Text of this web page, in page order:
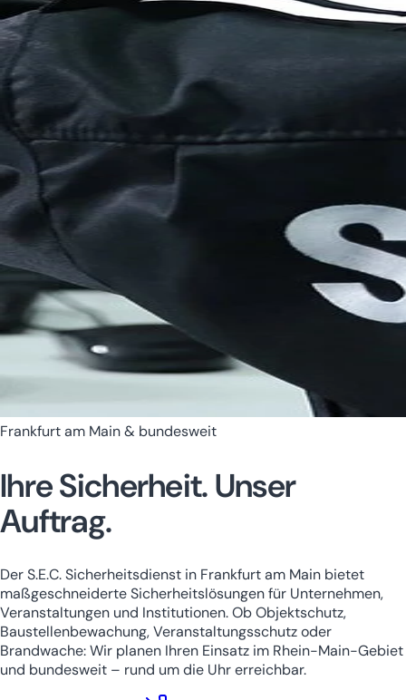
Bremen
Hessen
Frankfurt am Main & bundesweit
Ihre Sicherheit.Unser
Auftrag.
Der S.E.C. Sicherheitsdienst in Frankfurt am Main bietet
maßgeschneiderte Sicherheitslösungen für Unternehmen,
Veranstaltungen und Institutionen. Ob Objektschutz,
Baustellenbewachung, Veranstaltungsschutz oder
Brandwache: Wir planen Ihren Einsatz im Rhein-Main-Gebiet
und bundesweit – rund um die Uhr erreichbar.